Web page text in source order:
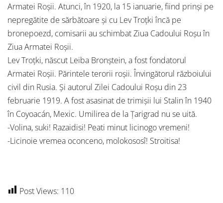
Armatei Roșii. Atunci, în 1920, la 15 ianuarie, fiind prinși pe
nepregătite de sărbătoare și cu Lev Troțki încă pe
bronepoezd, comisarii au schimbat Ziua Cadoului Roșu în
Ziua Armatei Roșii.
Lev Troțki, născut Leiba Bronștein, a fost fondatorul
Armatei Roșii. Părintele terorii roșii. Învingătorul războiului
civil din Rusia. Și autorul Zilei Cadoului Roșu din 23
februarie 1919. A fost asasinat de trimișii lui Stalin în 1940
în Coyoacán, Mexic. Umilirea de la Țarigrad nu se uită.
-Volina, suki! Razaidisi! Peati minut licinogo vremeni!
-Licinoie vremea oconceno, molokososî! Stroitisa!
Post Views: 110